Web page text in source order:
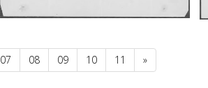
07 08 09 10 11 »